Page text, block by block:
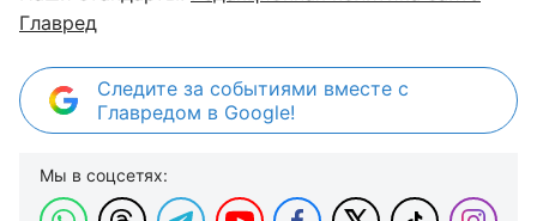
Главред
Следите за событиями вместе с
Главредом в Google!
Мы в соцсетях: